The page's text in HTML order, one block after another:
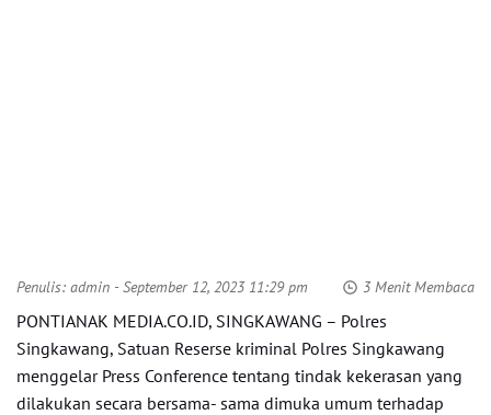
Penulis: admin - September 12, 2023 11:29 pm 3 Menit Membaca
PONTIANAK MEDIA.CO.ID, SINGKAWANG – Polres
Singkawang, Satuan Reserse kriminal Polres Singkawang
menggelar Press Conference tentang tindak kekerasan yang
dilakukan secara bersama- sama dimuka umum terhadap